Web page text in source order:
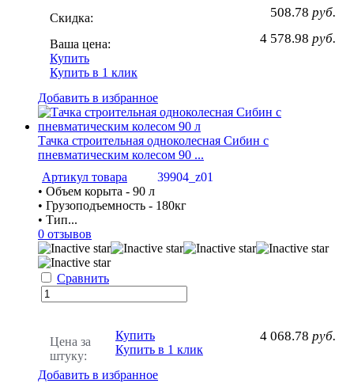
Скидка: 508.78 руб.
Ваша цена: 4 578.98 руб.
Купить
Купить в 1 клик
Добавить в избранное
Тачка строительная одноколесная Сибин с
пневматическим колесом 90 ...
Артикул товара
39904_z01
• Объем корыта - 90 л
• Грузоподъемность - 180кг
• Тип...
0 отзывов
Сравнить
Цена за
штуку:
4 068.78 руб.
Купить
Купить в 1 клик
Добавить в избранное